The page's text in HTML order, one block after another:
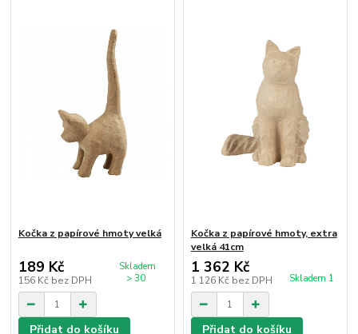
Kočka z papírové hmoty velká
189 Kč
156 Kč bez DPH
Skladem
> 30
Přidat do košíku
Kočka z papírové hmoty, extra
velká 41cm
1 362 Kč
1 126 Kč bez DPH Skladem 1
Přidat do košíku